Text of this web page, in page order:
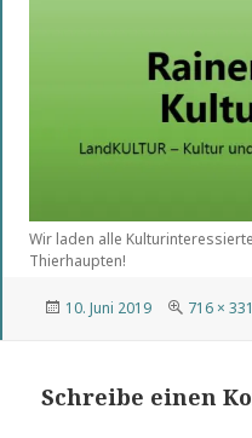
Wir laden alle
Thierhaupten!
Veröffentlicht
10. Juni 2019
Volle
716 × 331
Schreibe einen